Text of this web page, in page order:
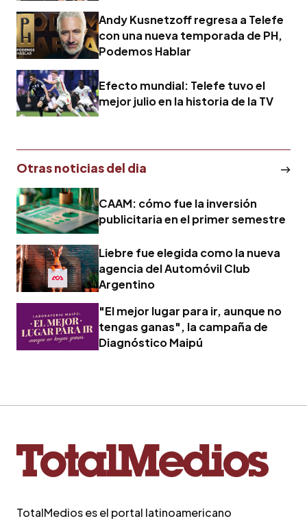
Andy Kusnetzoff regresa a Telefe
con una nueva temporada de PH,
Podemos Hablar
Efecto mundial: Telefe tuvo el
mejor julio en la historia de la TV
Otras noticias del dia
CAAM: cómo fue la inversión
publicitaria en el primer semestre
Liebre fue elegida como la nueva
agencia del Automóvil Club
Argentino
"El mejor lugar para ir, aunque no
tengas ganas", la campaña de
Diagnóstico Maipú
TotalMedios es el portal latinoamericano